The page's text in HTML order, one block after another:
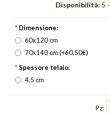
Pieghe
Quadri Bagliore
quadri moderni
Disponibilità: 5
* Dimensione:
60x120 cm
70x140 cm (+60,50€)
*Spessore telaio:
4.5 cm
Pz: